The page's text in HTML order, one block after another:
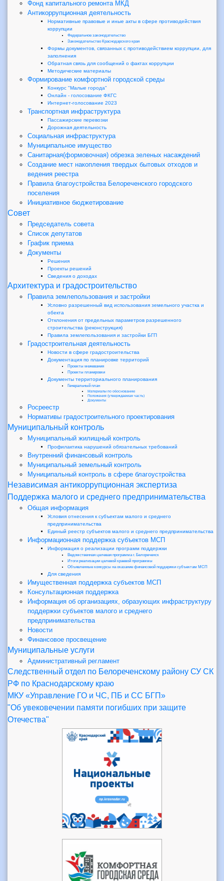
Фонд капитального ремонта МКД
Антикоррупционная деятельность
Нормативные правовые и иные акты в сфере противодействия
коррупции
Федеральное законодательство
Законодательство Краснодарского края
Формы документов, связанных с противодействием коррупции, для
заполнения
Обратная связь для сообщений о фактах коррупции
Методические материалы
Формирование комфортной городской среды
Конкурс "Малые города"
Онлайн - голосование ФКГС
Интернет-голосование 2023
Транспортная инфраструктура
Пассажирские перевозки
Дорожная деятельность
Социальная инфраструктура
Муниципальное имущество
Санитарная(формовочная) обрезка зеленых насаждений
Создание мест накопления твердых бытовых отходов и
ведения реестра
Правила благоустройства Белореченского городского
поселения
Инициативное бюджетирование
Совет
Председатель совета
Список депутатов
График приема
Документы
Решения
Проекты решений
Сведения о доходах
Архитектура и градостроительство
Правила землепользования и застройки
Условно разрешенный вид использования земельного участка и
обекта
Отклонения от предельных параметров разрешенного
строительства (реконструкция)
Правила землепользования и застройки БГП
Градостроительная деятельность
Новости в сфере градостроительства
Документация по планировке территорий
Проекты межевания
Проекты планировки
Документы территориального планирования
Генеральный план
Материалы по обоснованию
Положения (утверждаемая часть)
Документы
Росреестр
Нормативы градостроительного проектирования
Муниципальный контроль
Муниципальный жилищный контроль
Профилактика нарушений обязательных требований
Внутренний финансовый контроль
Муниципальный земельный контроль
Муниципальный контроль в сфере благоустройства
Независимая антикоррупционная экспертиза
Поддержка малого и среднего предпринимательства
Общая информация
Условия отнесения к субъектам малого и среднего
предпринимательства
Единый реестр субъектов малого и среднего предпринимательства
Информационная поддержка субъектов МСП
Информация о реализации программ поддержки
Ведомственная целевая программа г. Белореченск
Итоги реализации целевой краевой программы
Объявленные конкурсы на оказание финансовой поддержки субъектам МСП
Для сведения
Имущественная поддержка субъектов МСП
Консультационная поддержка
Информация об организациях, образующих инфраструктуру
поддержки субъектов малого и среднего
предпринимательства
Новости
Финансовое просвещение
Муниципальные услуги
Административный регламент
Следственный отдел по Белореченскому району СУ СК
РФ по Краснодарскому краю
МКУ «Управление ГО и ЧС, ПБ и СС БГП»
"Об увековечении памяти погибших при защите
Отечества"